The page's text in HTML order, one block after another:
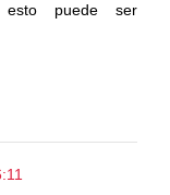
esto puede ser